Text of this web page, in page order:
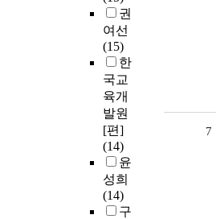
권
여선
(15)
한
국교
육개
발원
[편]
(14)
윤
성희
(14)
구
7